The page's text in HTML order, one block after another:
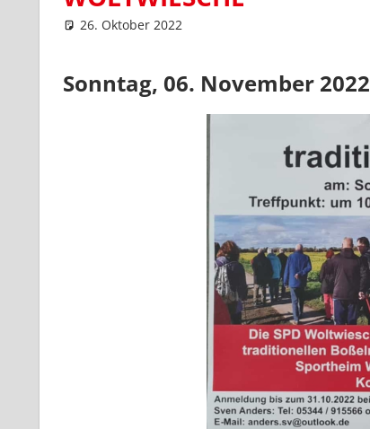
26. Oktober 2022
Sonntag, 06. November 2022